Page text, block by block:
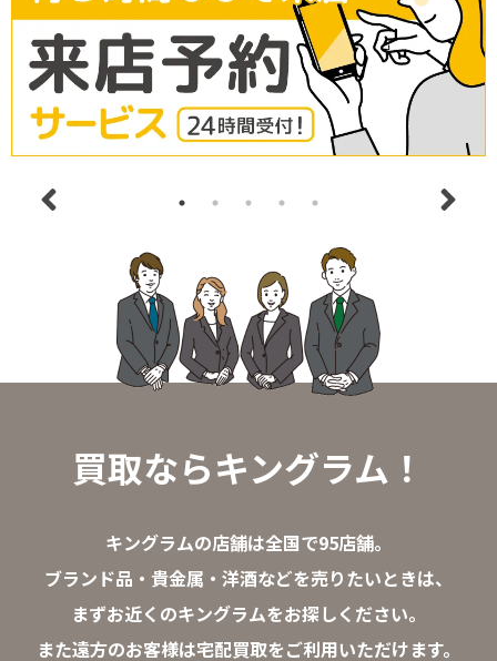
買取ならキングラム！
キングラムの店舗は全国で95店舗。
ブランド品・貴金属・洋酒などを売りたいときは、
まずお近くのキングラムをお探しください。
また遠方のお客様は宅配買取をご利用いただけます。